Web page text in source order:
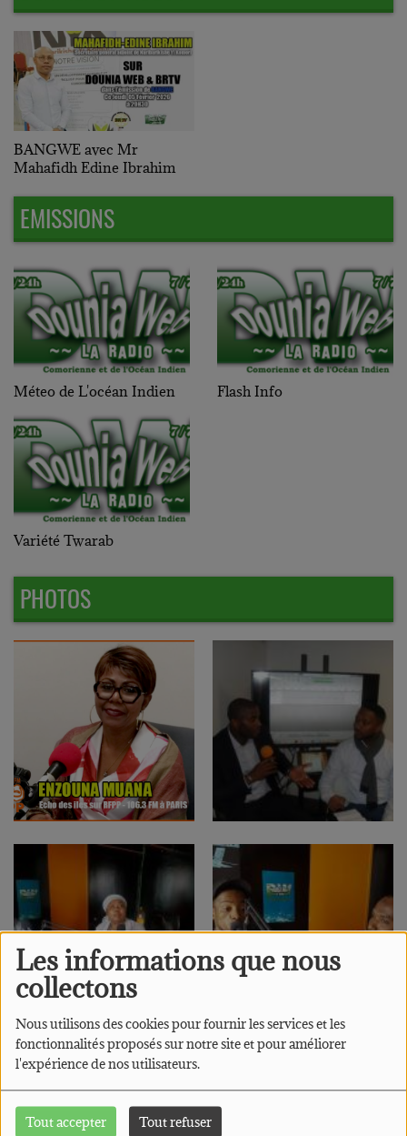
Les informations que nous
collectons
Nous utilisons des cookies pour fournir les services et les
fonctionnalités proposés sur notre site et pour améliorer
l'expérience de nos utilisateurs.
Tout accepter Tout refuser
BANGWE avec Mr
Mahafidh Edine Ibrahim
EMISSIONS
Méteo de L'océan Indien Flash Info
Variété Twarab
PHOTOS